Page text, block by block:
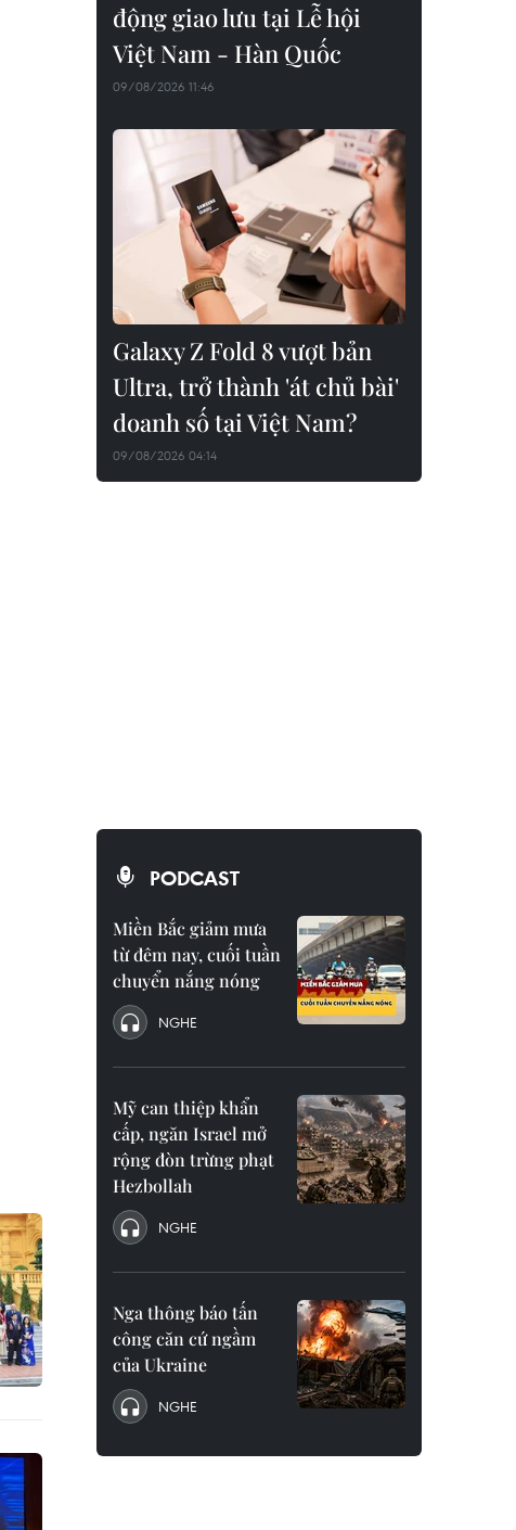
động giao lưu tại Lễ hội
Việt Nam - Hàn Quốc
09/08/2026 11:46
Galaxy Z Fold 8 vượt bản
Ultra, trở thành 'át chủ bài'
doanh số tại Việt Nam?
09/08/2026 04:14
PODCAST
Miền Bắc giảm mưa
từ đêm nay, cuối tuần
chuyển nắng nóng
NGHE
Mỹ can thiệp khẩn
cấp, ngăn Israel mở
rộng đòn trừng phạt
Hezbollah
NGHE
Nga thông báo tấn
công căn cứ ngầm
của Ukraine
NGHE